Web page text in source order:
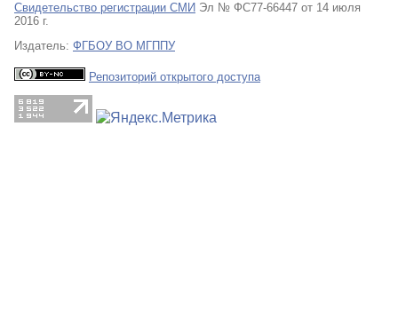
Свидетельство регистрации СМИ Эл № ФС77-66447 от 14 июля
2016 г.
Издатель: ФГБОУ ВО МГППУ
Репозиторий открытого доступа